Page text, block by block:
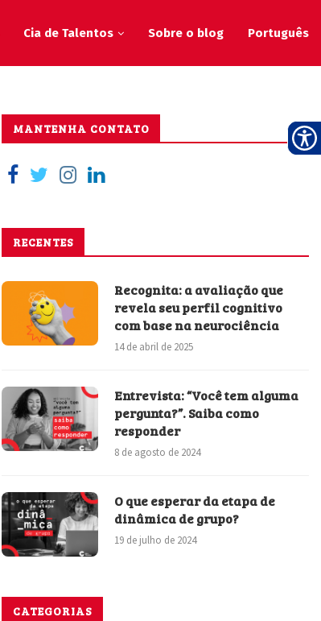
Cia de Talentos Sobre o blog Português
MANTENHA CONTATO
RECENTES
Recognita: a avaliação que
revela seu perfil cognitivo
com base na neurociência
14 de abril de 2025
Entrevista: “Você tem alguma
pergunta?”. Saiba como
responder
8 de agosto de 2024
O que esperar da etapa de
dinâmica de grupo?
19 de julho de 2024
CATEGORIAS